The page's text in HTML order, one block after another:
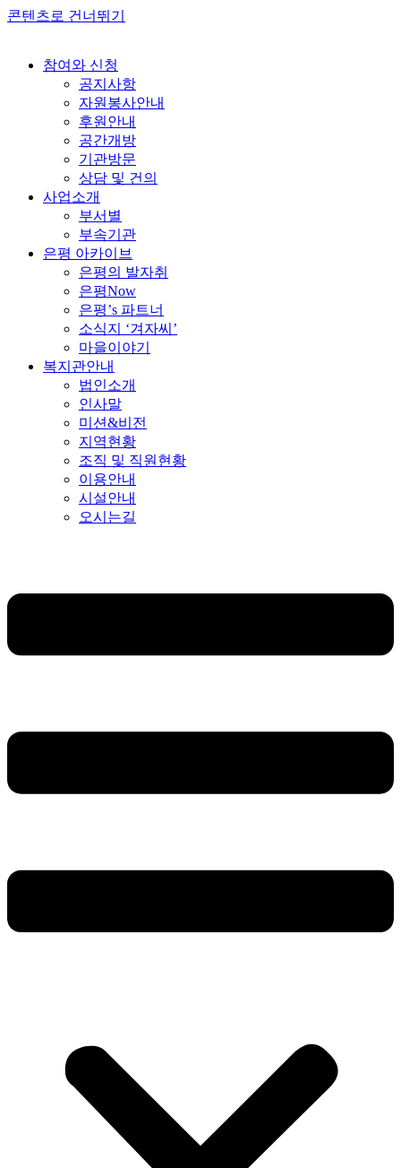
콘텐츠로 건너뛰기
참여와 신청
공지사항
자원봉사안내
후원안내
공간개방
기관방문
상담 및 건의
사업소개
부서별
부속기관
은평 아카이브
은평의 발자취
은평Now
은평’s 파트너
소식지 ‘겨자씨’
마을이야기
복지관안내
법인소개
인사말
미션&비전
지역현황
조직 및 직원현황
이용안내
시설안내
오시는길